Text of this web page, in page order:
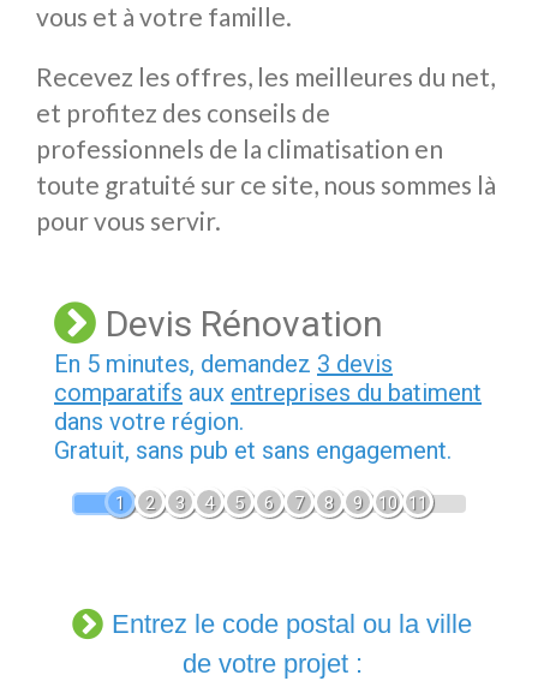
vous et à votre famille.
Recevez les offres, les meilleures du net,
et profitez des conseils de
professionnels de la climatisation en
toute gratuité sur ce site, nous sommes là
pour vous servir.
Devis Rénovation
En 5 minutes, demandez 3 devis
comparatifs aux entreprises du batiment
dans votre région.
Gratuit, sans pub et sans engagement.
1 2 3 4 5 6 7 8 9 10 11
Entrez le code postal ou la ville
de votre projet :